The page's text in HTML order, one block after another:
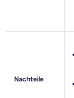
Nachteile